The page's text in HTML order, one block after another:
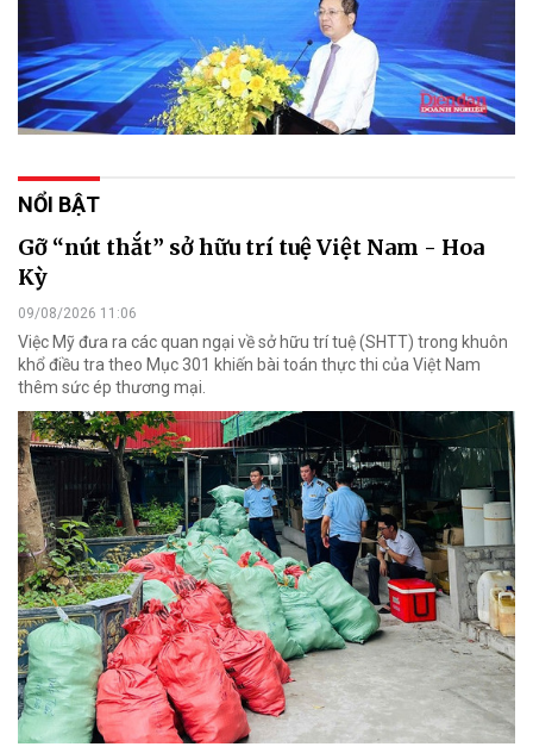
NỔI BẬT
Gỡ “nút thắt” sở hữu trí tuệ Việt Nam - Hoa
Kỳ
09/08/2026 11:06
Việc Mỹ đưa ra các quan ngại về sở hữu trí tuệ (SHTT) trong khuôn
khổ điều tra theo Mục 301 khiến bài toán thực thi của Việt Nam
thêm sức ép thương mại.